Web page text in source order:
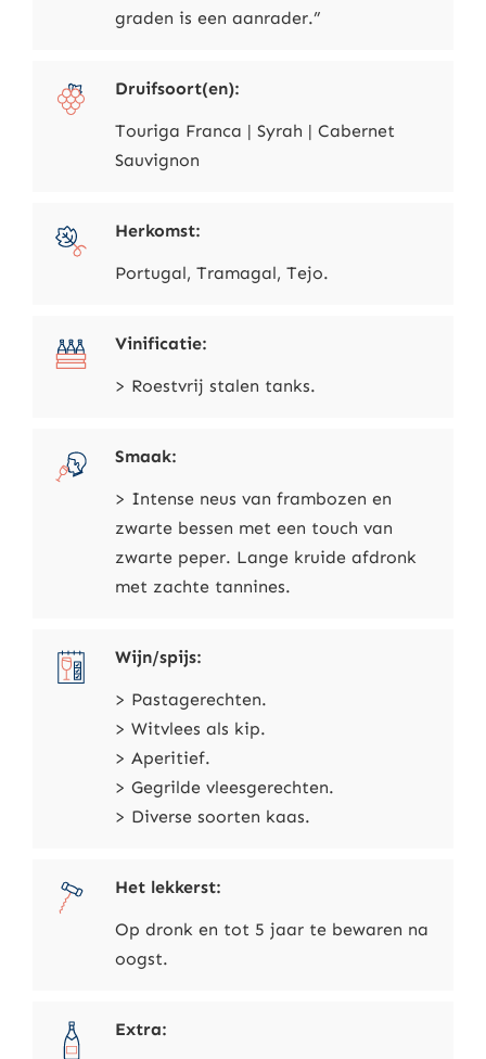
graden is een aanrader.”
Druifsoort(en):
Touriga Franca | Syrah | Cabernet
Sauvignon
Herkomst:
Portugal, Tramagal, Tejo.
Vinificatie:
> Roestvrij stalen tanks.
Smaak:
> Intense neus van frambozen en
zwarte bessen met een touch van
zwarte peper. Lange kruide afdronk
met zachte tannines.
Wijn/spijs:
> Pastagerechten.
> Witvlees als kip.
> Aperitief.
> Gegrilde vleesgerechten.
> Diverse soorten kaas.
Het lekkerst:
Op dronk en tot 5 jaar te bewaren na
oogst.
Extra: